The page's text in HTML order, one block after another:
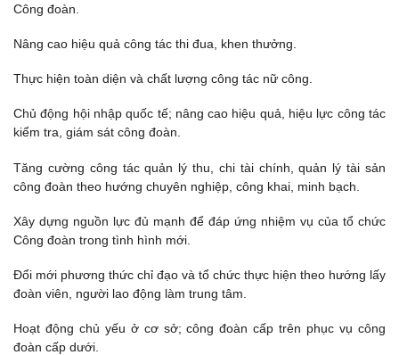
Công đoàn.
Nâng cao hiệu quả công tác thi đua, khen thưởng.
Thực hiện toàn diện và chất lượng công tác nữ công.
Chủ động hội nhập quốc tế; nâng cao hiệu quả, hiệu lực công tác
kiểm tra, giám sát công đoàn.
Tăng cường công tác quản lý thu, chi tài chính, quản lý tài sản
công đoàn theo hướng chuyên nghiệp, công khai, minh bạch.
Xây dựng nguồn lực đủ mạnh để đáp ứng nhiệm vụ của tổ chức
Công đoàn trong tình hình mới.
Đổi mới phương thức chỉ đạo và tổ chức thực hiện theo hướng lấy
đoàn viên, người lao động làm trung tâm.
Hoạt động chủ yếu ở cơ sở; công đoàn cấp trên phục vụ công
đoàn cấp dưới.